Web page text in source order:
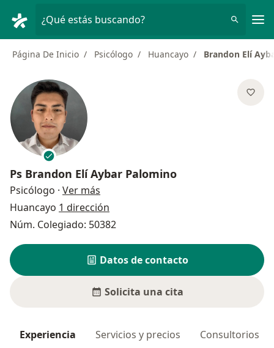
¿Qué estás buscando?
Página De Inicio Psicólogo Huancayo Brandon Elí
Ps Brandon Elí Aybar Palomino
Psicólogo · Ver más
Huancayo 1 dirección
Núm. Colegiado: 50382
Datos de contacto
Solicita una cita
Experiencia Servicios y precios Consultorios